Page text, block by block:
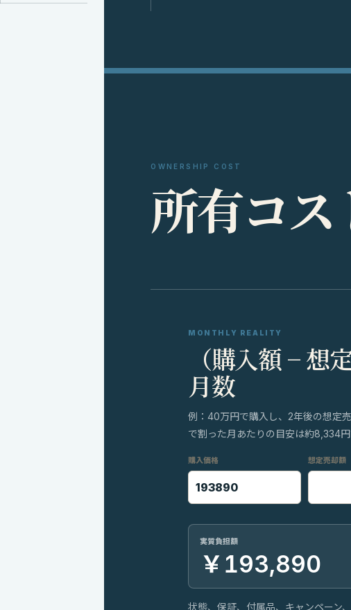
OWNERSHIP COST
所有コス
MONTHLY REALITY
（購入額 −
月数
例：40万円で購入し、2年後の想定
で割った月あたりの目安は約8,334円
購入価格 想定売却額
実質負担額
￥193,890
状態、保証、付属品、キャンペーン